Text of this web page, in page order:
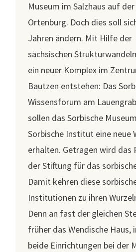
Museum im Salzhaus auf
Ortenburg. Doch dies soll
Jahren ändern. Mit Hilfe der
sächsischen
ein neuer Komplex im
Bautzen entstehen: Das
Wissensforum am
sollen das Sorbische
Sorbische Institut eine neue
erhalten. Getragen wird das
der Stiftung für das
Damit kehren diese
Institutionen zu ihren
Denn an fast der gleichen
früher das Wendische Haus,
beide Einrichtungen bei der